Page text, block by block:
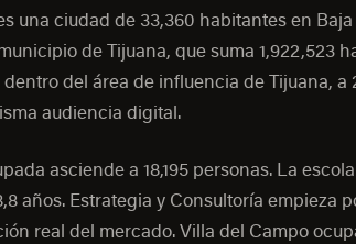
una ciudad de 33,360 habitantes en
de Tijuana, que suma 1,922,523
del área de influencia de Tijuana, a
audiencia digital.
asciende a 18,195 personas. La
años. Estrategia y Consultoría empieza
real del mercado. Villa del Campo